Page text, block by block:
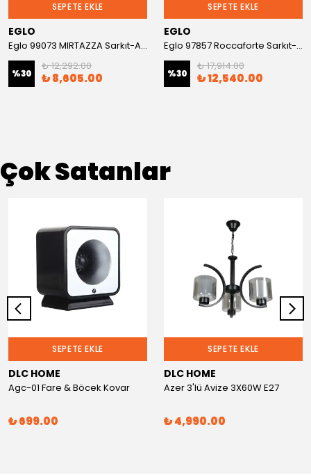
SEPETE EKLE
EGLO
Eglo 99073 MIRTAZZA Sarkıt-Avize
%30
₺ 12,292.00
₺ 8,605.00
SEPETE EKLE
EGLO
Eglo 97857 Roccaforte Sarkıt-Avize
%30
₺ 17,914.00
₺ 12,540.00
Çok Satanlar
SEPETE EKLE
DLC HOME
Agc-01 Fare & Böcek Kovar
₺ 699.00
SEPETE EKLE
DLC HOME
Azer 3'lü Avize 3X60W E27
₺ 4,990.00